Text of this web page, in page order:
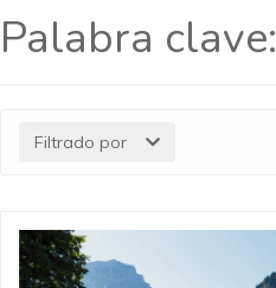
Palabra clave:
Filtrado por